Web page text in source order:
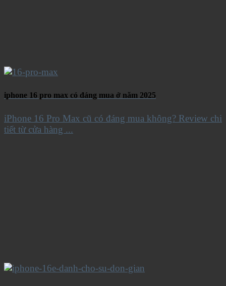
iphone 16 pro max có đáng mua ở năm 2025
iPhone 16 Pro Max cũ có đáng mua không? Review chi
tiết từ cửa hàng ...